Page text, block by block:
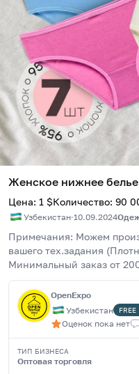
Женское нижнее
Цена: 1 $Количество: 90
Узбекистан·10.09.2024
Примечания: Можем
вашего тех.задания
Минимальный заказ от
OpenExpo
Узбекистан
FREE
Оценок пока нет
ТИП БИЗНЕСА
Оптовая торговля